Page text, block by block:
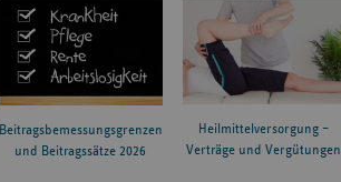
Beitragsbemessungsgrenzen
und Beitragssätze 2026
Heilmittelversorgung –
Verträge und Vergütungen